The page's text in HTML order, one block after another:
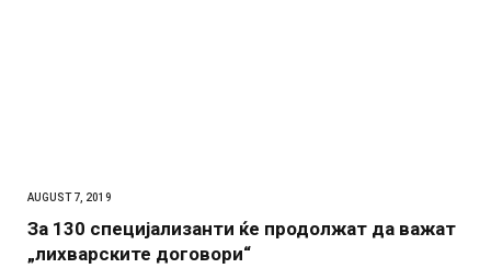
AUGUST 7, 2019
За 130 специјализанти ќе продолжат да важат
„лихварските договори“